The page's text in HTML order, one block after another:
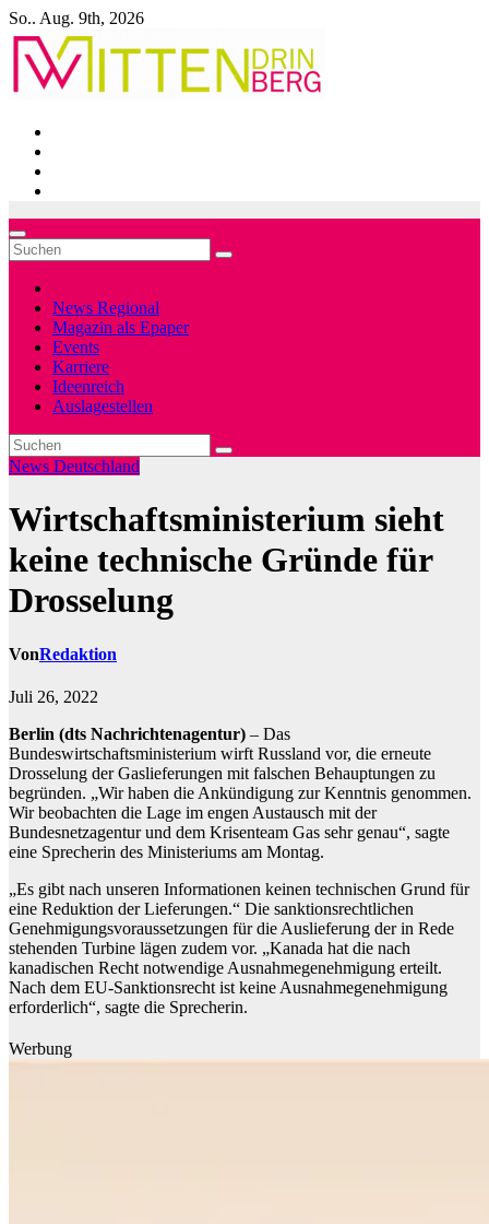
Zum
Inhalt
springen
So.. Aug. 9th, 2026
News Regional
Magazin als Epaper
Events
Karriere
Ideenreich
Auslagestellen
News Deutschland
Wirtschaftsministerium sieht
keine technische Gründe für
Drosselung
VonRedaktion
Juli 26, 2022
Berlin (dts Nachrichtenagentur) – Das
Bundeswirtschaftsministerium wirft Russland vor, die erneute
Drosselung der Gaslieferungen mit falschen Behauptungen zu
begründen. „Wir haben die Ankündigung zur Kenntnis genommen.
Wir beobachten die Lage im engen Austausch mit der
Bundesnetzagentur und dem Krisenteam Gas sehr genau“, sagte
eine Sprecherin des Ministeriums am Montag.
„Es gibt nach unseren Informationen keinen technischen Grund für
eine Reduktion der Lieferungen.“ Die sanktionsrechtlichen
Genehmigungsvoraussetzungen für die Auslieferung der in Rede
stehenden Turbine lägen zudem vor. „Kanada hat die nach
kanadischen Recht notwendige Ausnahmegenehmigung erteilt.
Nach dem EU-Sanktionsrecht ist keine Ausnahmegenehmigung
erforderlich“, sagte die Sprecherin.
Werbung